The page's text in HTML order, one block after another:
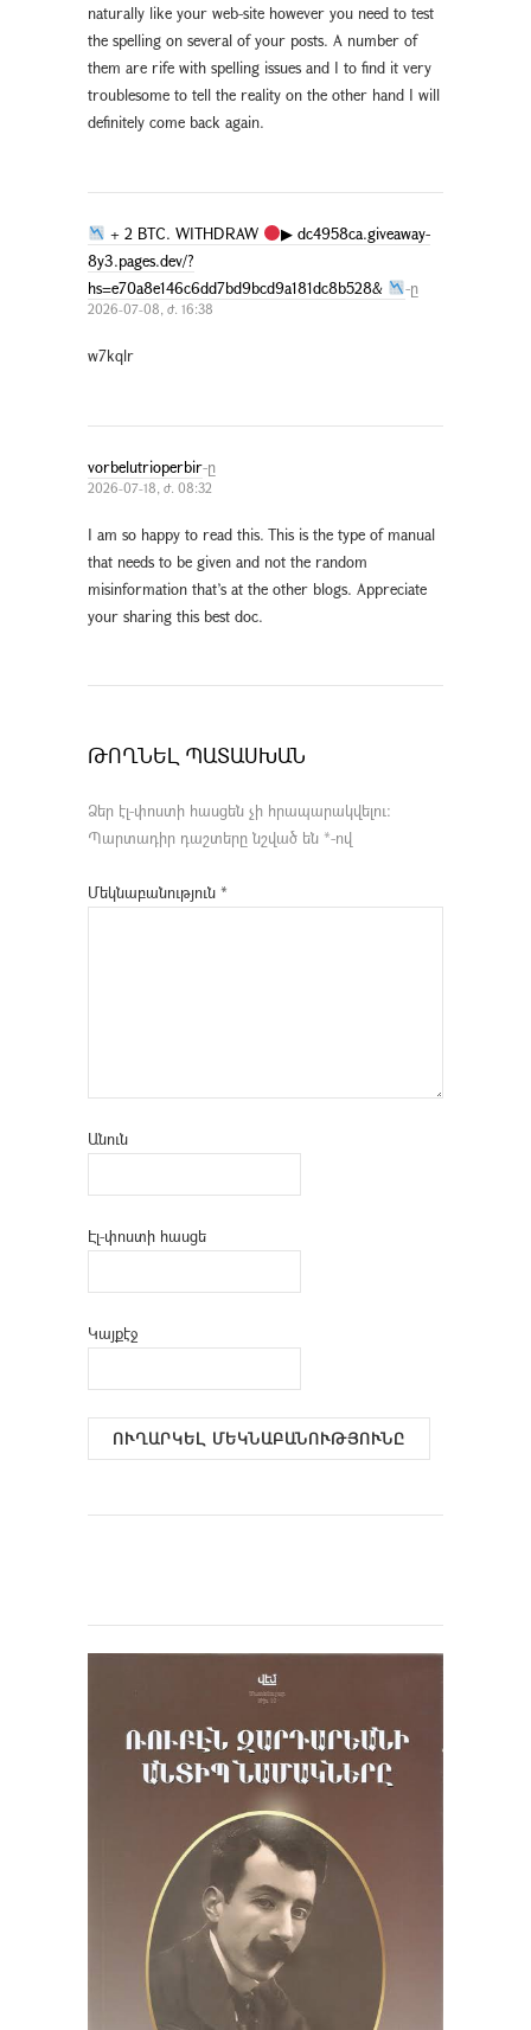
naturally like your web-site however you need to test
the spelling on several of your posts. A number of
them are rife with spelling issues and I to find it very
troublesome to tell the reality on the other hand I will
definitely come back again.
+ 2 BTC. WITHDRAW
▶ dc4958ca.giveaway-
8y3.pages.dev/?
hs=e70a8e146c6dd7bd9bcd9a181dc8b528&
-ը
2026-07-08, ժ. 16:38
w7kqlr
vorbelutrioperbir-ը
2026-07-18, ժ. 08:32
I am so happy to read this. This is the type of manual
that needs to be given and not the random
misinformation that’s at the other blogs. Appreciate
your sharing this best doc.
ԹՈՂՆԵԼ ՊԱՏԱՍԽԱՆ
Ձեր էլ-փոստի հասցեն չի հրապարակվելու։
Պարտադիր դաշտերը նշված են *-ով
Մեկնաբանություն *
Անուն
Էլ-փոստի հասցե
Կայքէջ